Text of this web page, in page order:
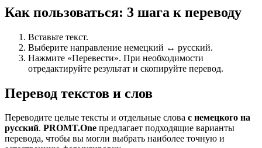
Как пользоваться: 3 шага к переводу
Вставьте текст.
Выберите направление немецкий ↔ русский.
Нажмите «Перевести». При необходимости
отредактируйте результат и скопируйте перевод.
Перевод текстов и слов
Переводите целые тексты и отдельные слова с немецкого на
русский. PROMT.One предлагает подходящие варианты
перевода, чтобы вы могли выбрать наиболее точную и